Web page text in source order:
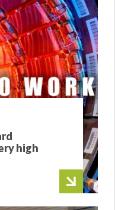
high